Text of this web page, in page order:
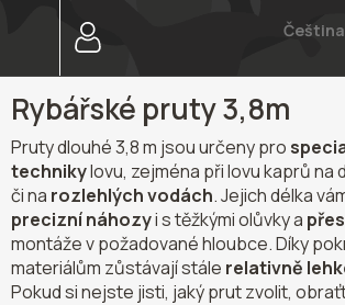
Čeština
Rybářské pruty 3,8m
Pruty dlouhé 3,8 m jsou určeny pro
technikylovu, zejména při lovu kaprů na
či na rozlehlých vodách. Jejich délka
precizní náhozyi s těžkými olůvky a
montáže v požadované hloubce. Díky
materiálům zůstávají stále relativně
Pokud si nejste jisti, jaký prut zvolit,